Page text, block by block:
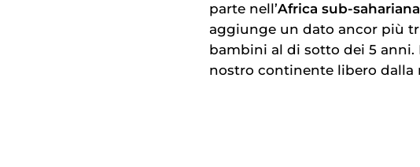
parte nell’Africa sub-sahariana
aggiunge un dato ancor più
bambini al di sotto dei 5 anni.
nostro continente libero dalla